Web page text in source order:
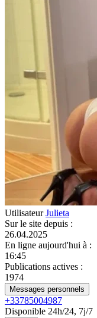
UtilisateurJulieta
Sur le site depuis :
26.04.2025
En ligne aujourd'hui à :
16:45
Publications actives :
1974
Messages personnels
+33785004987
Disponible 24h/24, 7j/7